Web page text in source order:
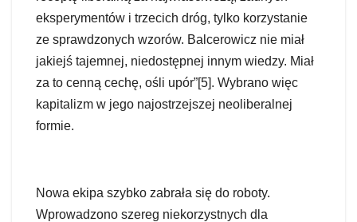
eksperymentów i trzecich dróg, tylko korzystanie
ze sprawdzonych wzorów. Balcerowicz nie miał
jakiejś tajemnej, niedostępnej innym wiedzy. Miał
za to cenną cechę, ośli upór”[5]. Wybrano więc
kapitalizm w jego najostrzejszej neoliberalnej
formie.
Nowa ekipa szybko zabrała się do roboty.
Wprowadzono szereg niekorzystnych dla